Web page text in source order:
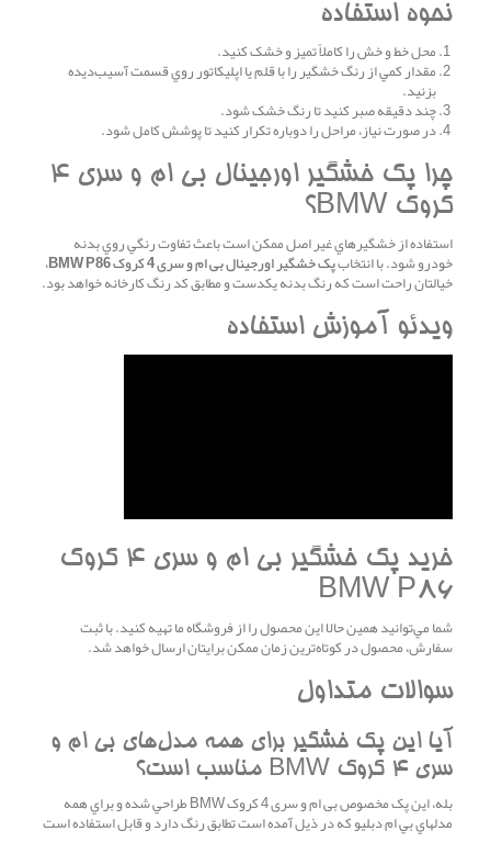
نحوه استفاده
محل خط و خش را کاملاً تميز و خشک کنيد.
مقدار کمي از رنگ خشگير را با قلم يا اپليکاتور روي قسمت آسيب‌ديده
بزنيد.
چند دقيقه صبر کنيد تا رنگ خشک شود.
در صورت نياز، مراحل را دوباره تکرار کنيد تا پوشش کامل شود.
چرا پک خشگير اورجينال بی ام و سری 4
کروک BMW؟
استفاده از خشگيرهاي غير اصل ممکن است باعث تفاوت رنگي روي بدنه
خودرو شود. با انتخابپک خشگير اورجينال بی ام و سری 4 کروک BMW P86 ،
خيالتان راحت است که رنگ بدنه يکدست و مطابق کد رنگ کارخانه خواهد بود.
ويدئو آموزش استفاده
خريد پک خشگير بی ام و سری 4 کروک
BMW P86
شما مي‌توانيد همين حالا اين محصول را از فروشگاه ما تهيه کنيد. با ثبت
سفارش، محصول در کوتاه‌ترين زمان ممکن برايتان ارسال خواهد شد.
سوالات متداول
آيا اين پک خشگير براي همه مدل‌هاي بی ام و
سری 4 کروک BMW مناسب است؟
بله، اين پک مخصوص بی ام و سری 4 کروک BMW طراحي شده و براي همه
مدلهاي بي ام دبليو که در ذيل آمده است تطابق رنگ دارد و قابل استفاده است